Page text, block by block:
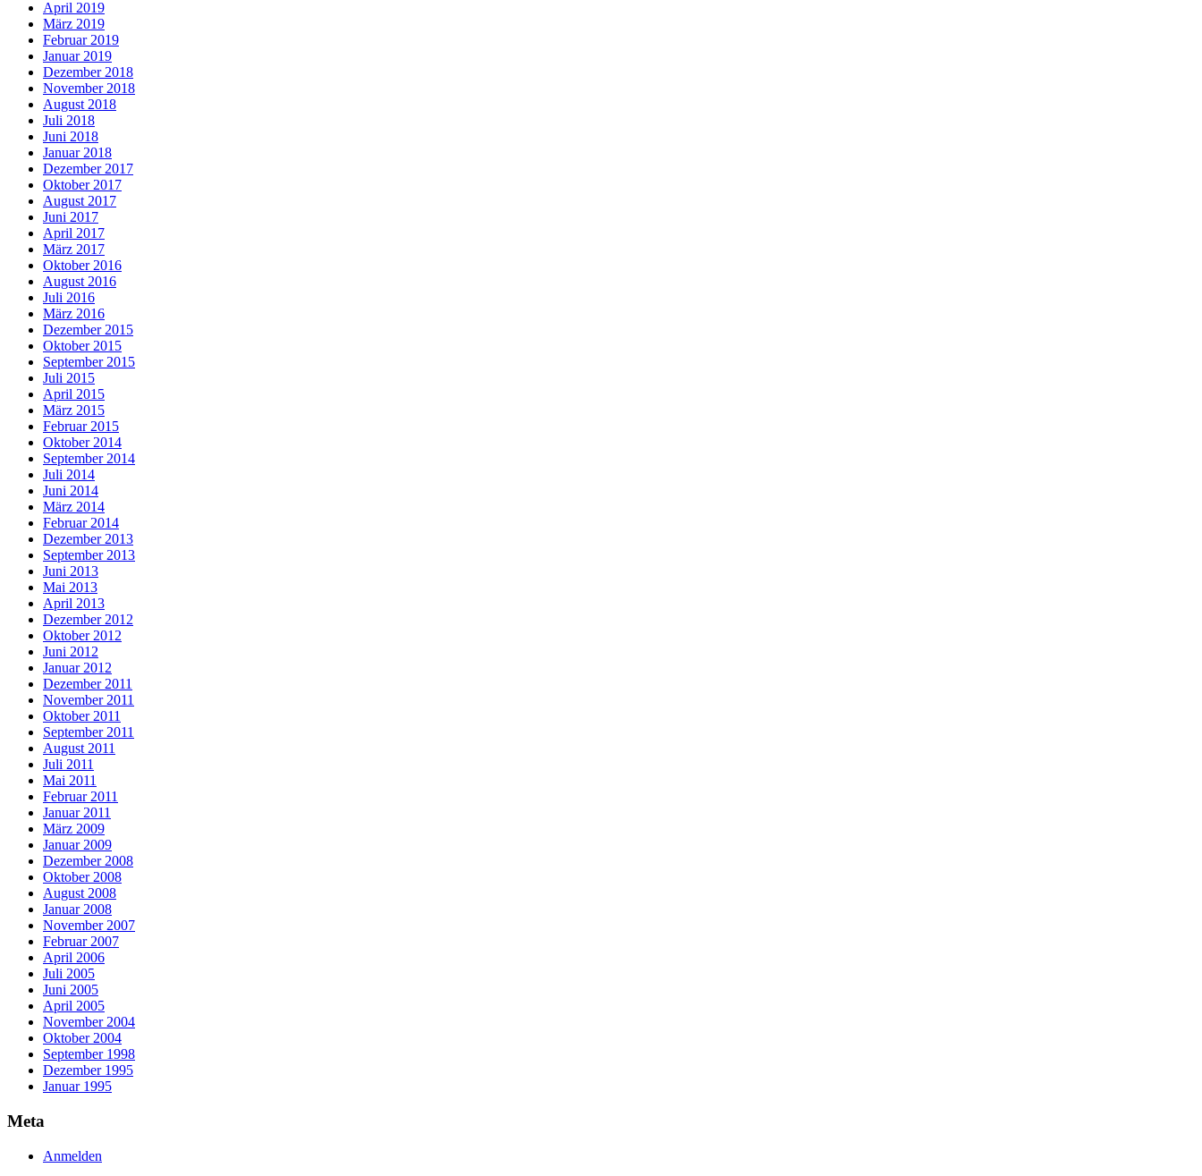
April 2019
März 2019
Februar 2019
Januar 2019
Dezember 2018
November 2018
August 2018
Juli 2018
Juni 2018
Januar 2018
Dezember 2017
Oktober 2017
August 2017
Juni 2017
April 2017
März 2017
Oktober 2016
August 2016
Juli 2016
März 2016
Dezember 2015
Oktober 2015
September 2015
Juli 2015
April 2015
März 2015
Februar 2015
Oktober 2014
September 2014
Juli 2014
Juni 2014
März 2014
Februar 2014
Dezember 2013
September 2013
Juni 2013
Mai 2013
April 2013
Dezember 2012
Oktober 2012
Juni 2012
Januar 2012
Dezember 2011
November 2011
Oktober 2011
September 2011
August 2011
Juli 2011
Mai 2011
Februar 2011
Januar 2011
März 2009
Januar 2009
Dezember 2008
Oktober 2008
August 2008
Januar 2008
November 2007
Februar 2007
April 2006
Juli 2005
Juni 2005
April 2005
November 2004
Oktober 2004
September 1998
Dezember 1995
Januar 1995
Meta
Anmelden